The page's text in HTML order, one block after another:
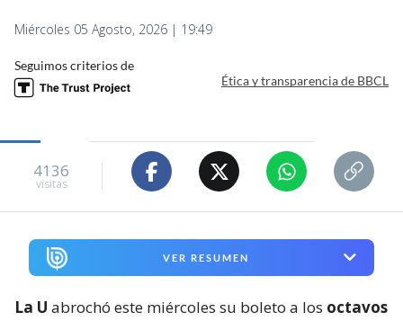
Miércoles 05 Agosto, 2026 | 19:49
Seguimos criterios de
Ética y transparencia de BBCL
4136
visitas
VER RESUMEN
La U abrochó este miércoles su boleto a los octavos